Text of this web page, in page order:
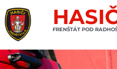
FRENŠTÁT POD